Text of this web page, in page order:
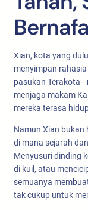
Xian, kota yang
menyimpan
pasukan
menjaga makam
mereka terasa
Namun Xian bukan
di mana sejarah
Menyusuri dinding
di kuil, atau
semuanya
tak cukup untuk